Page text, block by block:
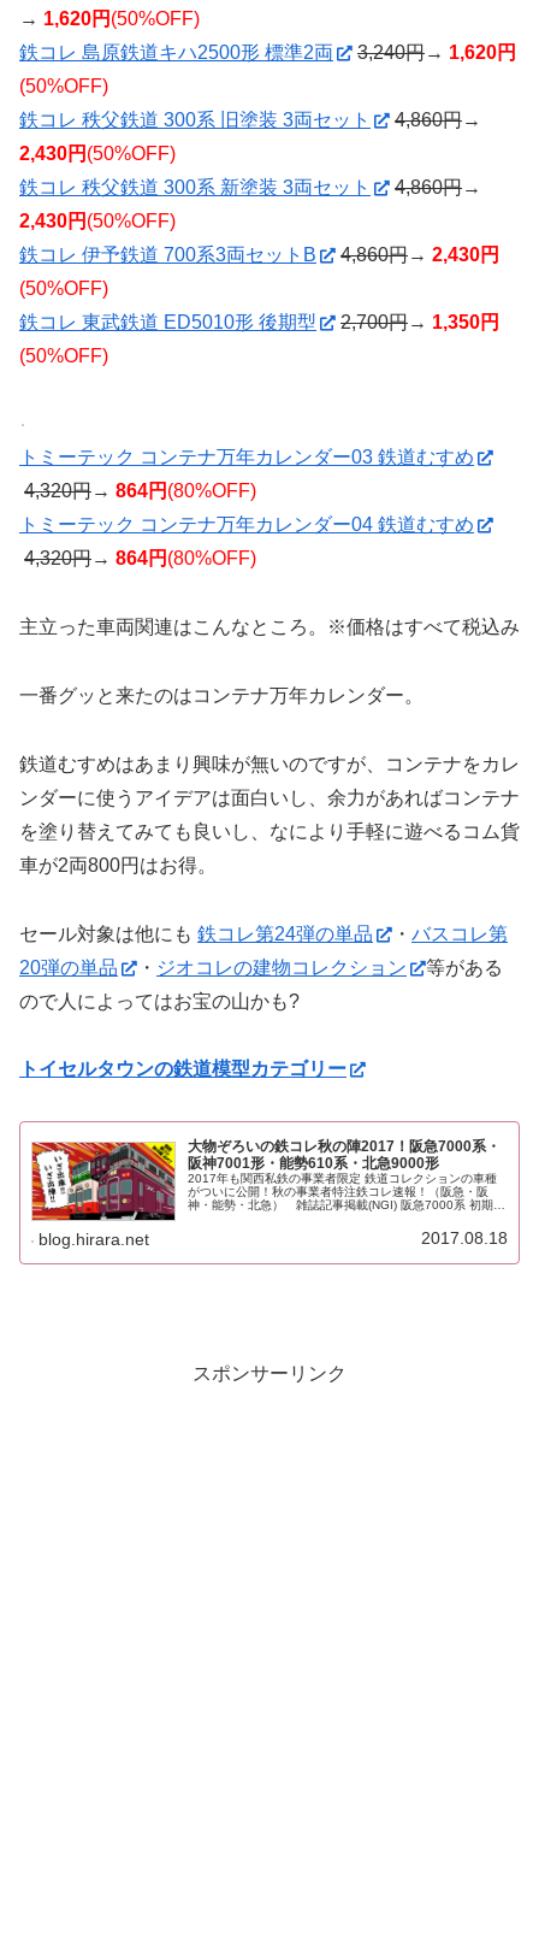
→ 1,620円 (50%OFF)
鉄コレ 島原鉄道キハ2500形 標準2両
3,240円→ 1,620円
(50%OFF)
鉄コレ 秩父鉄道 300系 旧塗装 3両セット
4,860円→
2,430円 (50%OFF)
鉄コレ 秩父鉄道 300系 新塗装 3両セット
4,860円→
2,430円 (50%OFF)
鉄コレ 伊予鉄道 700系3両セットB
4,860円→ 2,430円
(50%OFF)
鉄コレ 東武鉄道 ED5010形 後期型
2,700円→ 1,350円
(50%OFF)
トミーテック コンテナ万年カレンダー03 鉄道むすめ
4,320円→ 864円 (80%OFF)
トミーテック コンテナ万年カレンダー04 鉄道むすめ
4,320円→ 864円 (80%OFF)
主立った車両関連はこんなところ。※価格はすべて税込み
一番グッと来たのはコンテナ万年カレンダー。
鉄道むすめはあまり興味が無いのですが、コンテナをカレ
ンダーに使うアイデアは面白いし、余力があればコンテナ
を塗り替えてみても良いし、なにより手軽に遊べるコム貨
車が2両800円はお得。
セール対象は他にも 鉄コレ第24弾の単品 ・ バスコレ第
20弾の単品
・ ジオコレの建物コレクション
等がある
ので人によってはお宝の山かも?
トイセルタウンの鉄道模型カテゴリー
大物ぞろいの鉄コレ秋の陣2017！阪急7000系・
阪神7001形・能勢610系・北急9000形
2017年も関西私鉄の事業者限定 鉄道コレクションの車種
がついに公開！秋の事業者特注鉄コレ速報！（阪急・阪
神・能勢・北急） 雑誌記事掲載(NGI) 阪急7000系 初期鋼
blog.hirara.net 2017.08.18
スポンサーリンク